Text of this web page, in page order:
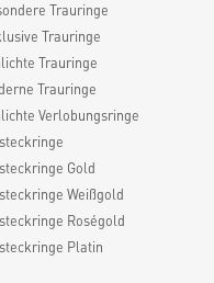
Trauringe
Trauringe
Trauringe
Trauringe
Verlobungsringe
Gold
Weißgold
Roségold
Platin